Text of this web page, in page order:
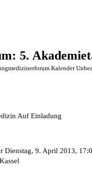
5.
Kalender
Auf Einladung
Dienstag, 9. April 2013,